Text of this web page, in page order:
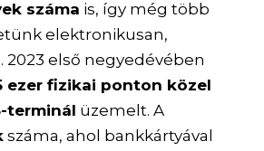
száma is, így még több
elektronikusan,
2023 első negyedévében
ezer fizikai ponton közel
terminál üzemelt. A
száma, ahol bankkártyával